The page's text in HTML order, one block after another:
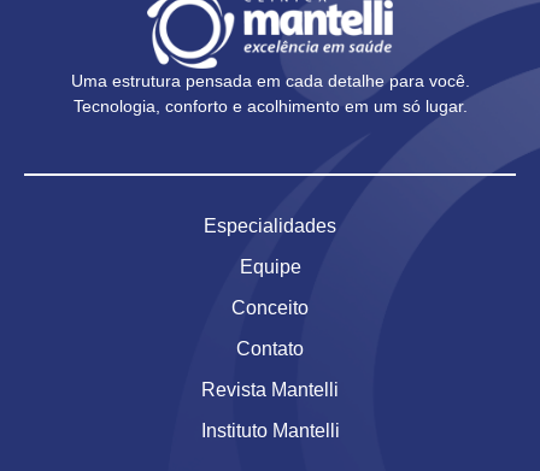
Uma estrutura pensada em cada detalhe para você.
Tecnologia, conforto e acolhimento em um só lugar.
Especialidades
Equipe
Conceito
Contato
Revista Mantelli
Instituto Mantelli